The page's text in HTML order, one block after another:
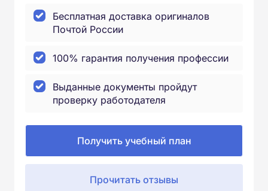
Бесплатная доставка оригиналов
Почтой России
100% гарантия получения профессии
Выданные документы пройдут
проверку работодателя
Получить учебный план
Прочитать отзывы